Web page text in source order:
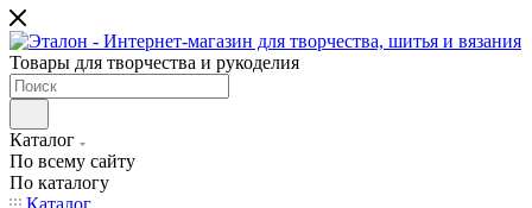
Товары для творчества и рукоделия
Каталог
По всему сайту
По каталогу
Каталог